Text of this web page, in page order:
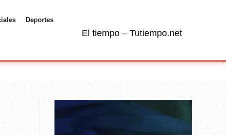
Deportes
El tiempo – Tutiempo.net